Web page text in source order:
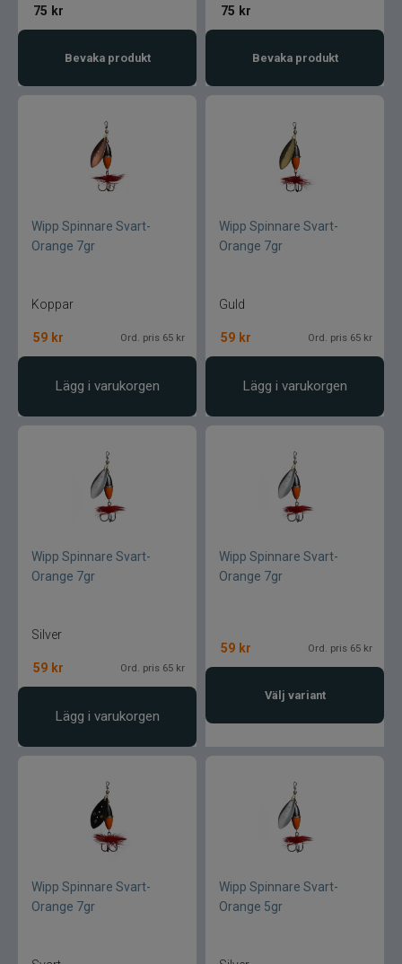
Gunki
Halco
Headbanger
Hurricane
Illex
Jarvis Marine
Kanalgratis
Kero
Maxximus
75 kr
Bevaka produkt
75 kr
Bevaka produkt
Wipp Spinnare Svart-
Orange 7gr
Koppar
59 kr Ord. pris 65 kr
Lägg i varukorgen
Wipp Spinnare Svart-
Orange 7gr
Guld
59 kr Ord. pris 65 kr
Lägg i varukorgen
Wipp Spinnare Svart-
Orange 7gr
Silver
59 kr Ord. pris 65 kr
Lägg i varukorgen
Wipp Spinnare Svart-
Orange 7gr
59 kr Ord. pris 65 kr
Välj variant
Wipp Spinnare Svart-
Orange 7gr
Wipp Spinnare Svart-
Orange 5gr